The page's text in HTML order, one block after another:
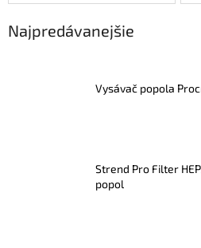
Najpredávanejšie
Vysávač popola
Strend Pro Filter
popol